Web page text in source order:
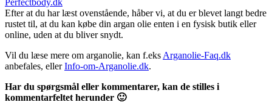
Perfectbody.dk
Efter at du har læst ovenstående, håber vi, at du er blevet langt bedre
rustet til, at du kan købe din argan olie enten i en fysisk butik eller
online, uden at du bliver snydt.
Vil du læse mere om arganolie, kan f.eks Arganolie-Faq.dk
anbefales, ellerInfo-om-Arganolie.dk.
Har du spørgsmål eller kommentarer, kan de stilles i
kommentarfeltet herunder 🙂